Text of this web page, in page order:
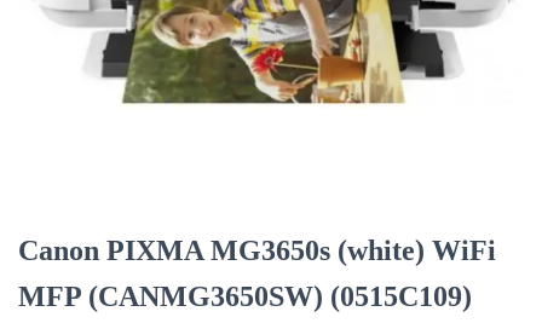
Canon PIXMA MG3650s (white) WiFi
MFP (CANMG3650SW) (0515C109)